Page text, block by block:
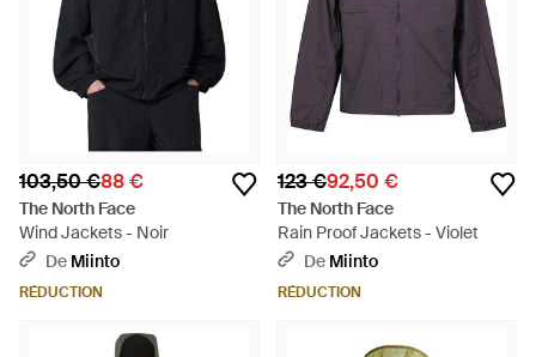
103,50 €88 €
The North Face
Wind Jackets - Noir
De Miinto
RÉDUCTION
123 €92,50 €
The North Face
Rain Proof Jackets - Violet
De Miinto
RÉDUCTION